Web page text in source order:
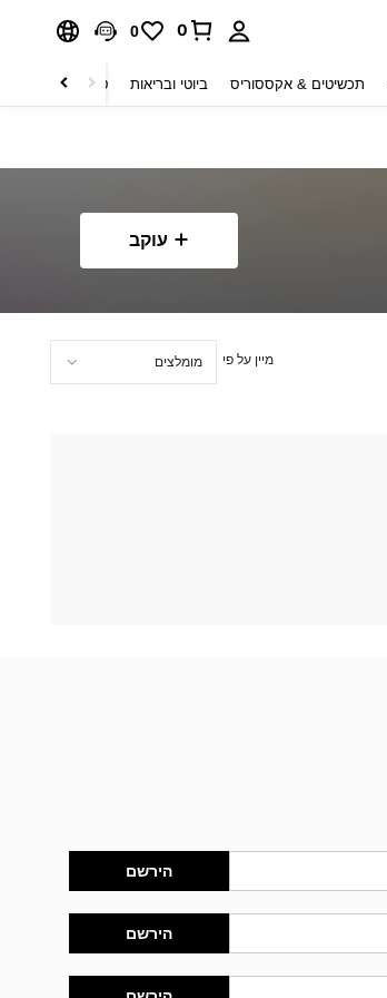
0
0
תכשיטים & אקססוריס ביוטי ובריאות טקסטיל לבית
עוקב
מיין על פי
הירשם
הירשם